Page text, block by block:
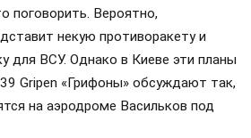
поговорить. Вероятно,
некую противоракету и
для ВСУ. Однако в Киеве эти планы
Gripen «Грифоны» обсуждают так,
на аэродроме Васильков под